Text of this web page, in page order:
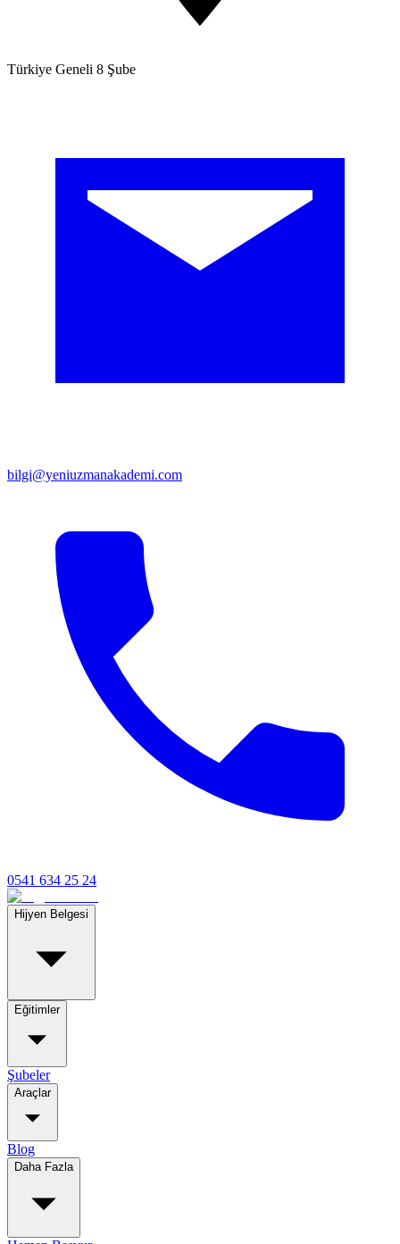
Türkiye Geneli 8 Şube
bilgi@yeniuzmanakademi.com
0541 634 25 24
Hijyen Belgesi
Eğitimler
Şubeler
Araçlar
Blog
Daha Fazla